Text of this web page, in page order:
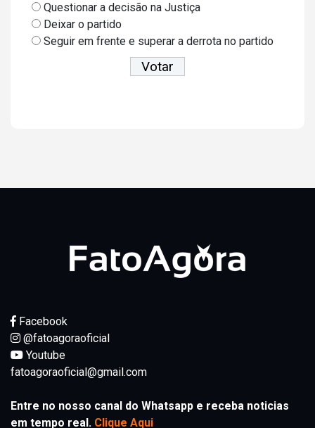
Questionar a decisão na Justiça
Deixar o partido
Seguir em frente e superar a derrota no partido
Facebook
@fatoagoraoficial
Youtube
fatoagoraoficial@gmail.com
Entre no nosso canal do Whatsapp e receba noticias
em tempo real. Clique Aqui